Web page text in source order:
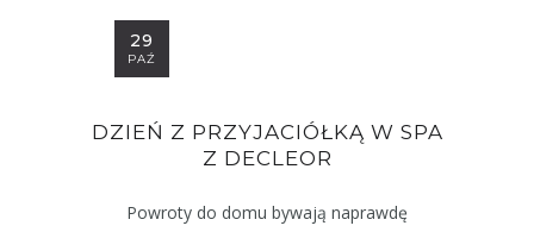
29
PAŹ
DZIEŃ Z PRZYJACIÓŁKĄ W SPA
Z DECLEOR
Powroty do domu bywają naprawdę